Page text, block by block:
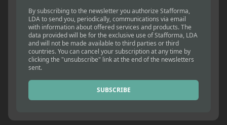
By subscribing to the newsletter you authorize Stafforma,
LDA to send you, periodically, communications via email
with information about offered services and products. The
data provided will be for the exclusive use of Stafforma, LDA
and will not be made available to third parties or third
countries. You can cancel your subscription at any time by
clicking the "unsubscribe" link at the end of the newsletters
sent.
SUBSCRIBE